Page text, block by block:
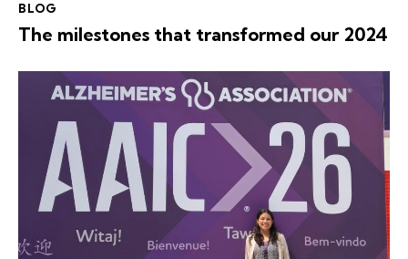
BLOG
The milestones that transformed our 2024